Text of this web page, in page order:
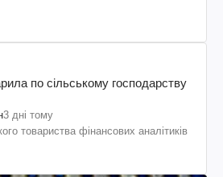
по сільському господарству
3 дні тому
товариства фінансових аналітиків